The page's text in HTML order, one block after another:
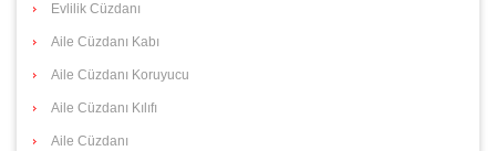
Evlilik Cüzdanı
Aile Cüzdanı Kabı
Aile Cüzdanı Koruyucu
Aile Cüzdanı Kılıfı
Aile Cüzdanı